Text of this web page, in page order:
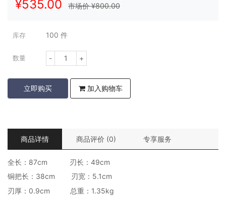
¥535.00 市场价 ¥800.00
库存 100 件
数量 - +
立即购买 加入购物车
商品详情 商品评价 (0) 专享服务
全长：87cm 刃长：49cm
铜把长：38cm 刃宽：5.1cm
刃厚：0.9cm 总重：1.35kg